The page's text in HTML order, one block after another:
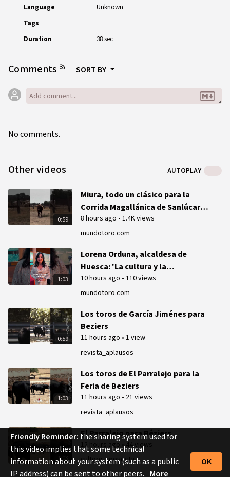
Language
Unknown
Tags
Duration
38 sec
Comments SORT BY
No comments.
Other videos AUTOPLAY
0:59
mundotoro.com
Miura, todo un clásico para la
Corrida Magallánica de Sanlúcar
(Vídeo)
8 hours ago • 1.4K views
1:03
mundotoro.com
Lorena Orduna, alcaldesa de
Huesca: 'La cultura y la
tauromaquia es un ejercicio de
libertad'
10 hours ago • 110 views
0:59
revista_aplausos
Los toros de García Jiménes para
Beziers
11 hours ago • 1 view
1:03
revista_aplausos
Los toros de El Parralejo para la
Feria de Beziers
11 hours ago • 21 views
1:03 cultoro_proyecta
El Parralejo para Béziers
12 hours ago • 44 views
Friendly Reminder: the sharing system used for
this video implies that some technical
information about your system (such as a public
IP address) can be sent to other peers. More
OK